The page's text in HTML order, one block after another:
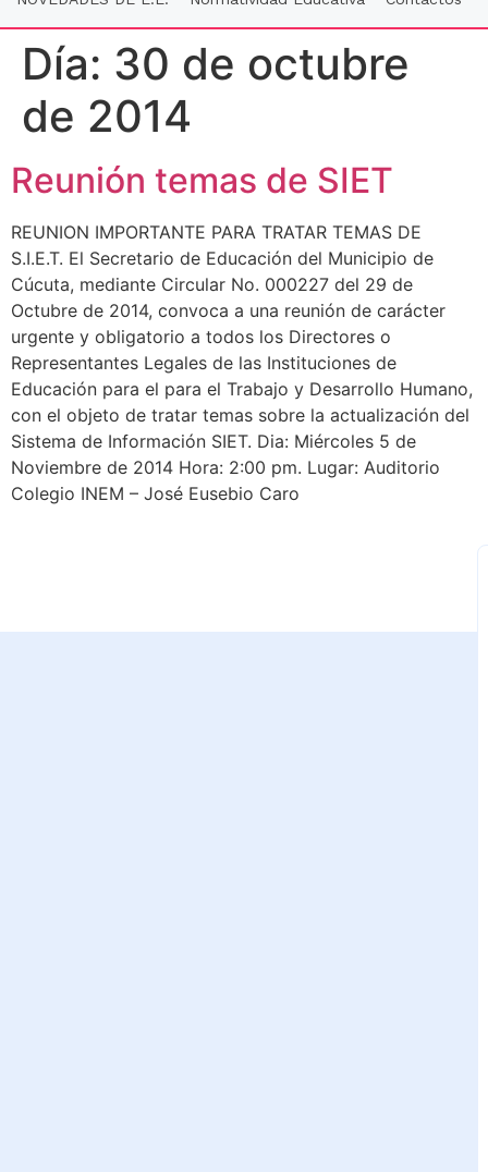
Día: 30 de octubre
de 2014
Reunión temas de SIET
REUNION IMPORTANTE PARA TRATAR TEMAS DE
S.I.E.T. El Secretario de Educación del Municipio de
Cúcuta, mediante Circular No. 000227 del 29 de
Octubre de 2014, convoca a una reunión de carácter
urgente y obligatorio a todos los Directores o
Representantes Legales de las Instituciones de
Educación para el para el Trabajo y Desarrollo Humano,
con el objeto de tratar temas sobre la actualización del
Sistema de Información SIET. Dia: Miércoles 5 de
Noviembre de 2014 Hora: 2:00 pm. Lugar: Auditorio
Colegio INEM – José Eusebio Caro